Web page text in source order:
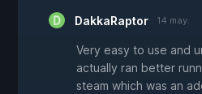
DakkaRaptor 14 may.
Very easy to use and
actually ran better
steam which was an